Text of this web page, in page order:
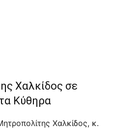
Χαλκίδος σε
Κύθηρα
Χαλκίδος, κ.